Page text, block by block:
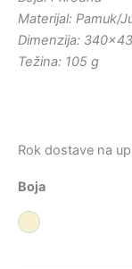
Materijal: Pamuk/
Dimenzija:
Težina: 105 g
Rok dostave na
Boja
Prirodna